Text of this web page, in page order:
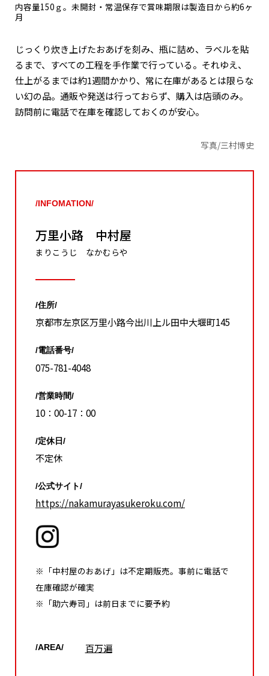
内容量150ｇ。未開封・常温保存で賞味期限は製造日から約6ヶ
月
じっくり炊き上げたおあげを刻み、瓶に詰め、ラベルを貼
るまで、すべての工程を手作業で行っている。それゆえ、
仕上がるまでは約1週間かかり、常に在庫があるとは限らな
い幻の品。通販や発送は行っておらず、購入は店頭のみ。
訪問前に電話で在庫を確認しておくのが安心。
写真/三村博史
/INFOMATION/
万里小路 中村屋
まりこうじ なかむらや
/住所/
京都市左京区万里小路今出川上ル田中大堰町145
/電話番号/
075-781-4048
/営業時間/
10：00-17：00
/定休日/
不定休
/公式サイト/
https://nakamurayasukeroku.com/
※「中村屋のおあげ」は不定期販売。事前に電話で
在庫確認が確実
※「助六寿司」は前日までに要予約
/AREA/ 百万遍